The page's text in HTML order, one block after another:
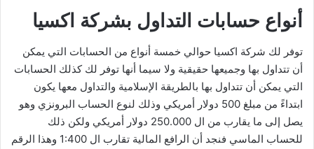
أنواع حسابات التداول بشركة اكسيا
توفر لك شركة اكسيا حوالي خمسة أنواع من الحسابات التي يمكن
أن تتداول بها وجميعها حقيقية ولا سيما أنها توفر لك كذلك الحسابات
التي يمكن أن تتداول بها بالطريقة الإسلامية والتداول معها يكون
ابتداءً من مبلغ 500 دولار أمريكي وذلك لنوع الحساب البرونزي وهو
يصل إلى ما يقارب من ال 250.000 دولار أمريكي ولكن ذلك
للحساب الماسي فنجد أن الرافع المالية تقارب ال 1:400 وهذا الرقم